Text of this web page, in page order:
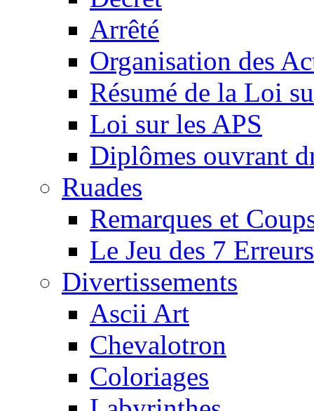
Arrêté
Organisation des
Résumé de la Loi
Loi sur les APS
Diplômes ouvrant
Ruades
Remarques et
Le Jeu des 7 Erreurs
Divertissements
Ascii Art
Chevalotron
Coloriages